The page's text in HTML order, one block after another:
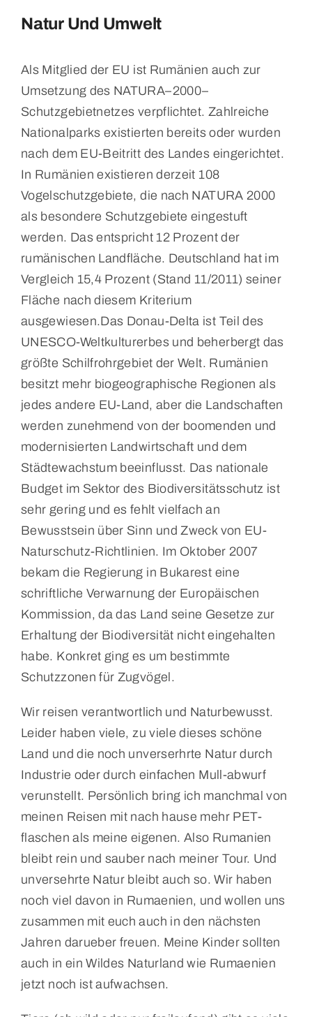
Natur Und Umwelt
Als Mitglied der EU ist Rumänien auch zur
Umsetzung des NATURA–2000–
Schutzgebietnetzes verpflichtet. Zahlreiche
Nationalparks existierten bereits oder wurden
nach dem EU-Beitritt des Landes eingerichtet.
In Rumänien existieren derzeit 108
Vogelschutzgebiete, die nach NATURA 2000
als besondere Schutzgebiete eingestuft
werden. Das entspricht 12 Prozent der
rumänischen Landfläche. Deutschland hat im
Vergleich 15,4 Prozent (Stand 11/2011) seiner
Fläche nach diesem Kriterium
ausgewiesen.Das Donau-Delta ist Teil des
UNESCO-Weltkulturerbes und beherbergt das
größte Schilfrohrgebiet der Welt. Rumänien
besitzt mehr biogeographische Regionen als
jedes andere EU-Land, aber die Landschaften
werden zunehmend von der boomenden und
modernisierten Landwirtschaft und dem
Städtewachstum beeinflusst. Das nationale
Budget im Sektor des Biodiversitätsschutz ist
sehr gering und es fehlt vielfach an
Bewusstsein über Sinn und Zweck von EU-
Naturschutz-Richtlinien. Im Oktober 2007
bekam die Regierung in Bukarest eine
schriftliche Verwarnung der Europäischen
Kommission, da das Land seine Gesetze zur
Erhaltung der Biodiversität nicht eingehalten
habe. Konkret ging es um bestimmte
Schutzzonen für Zugvögel.
Wir reisen verantwortlich und Naturbewusst.
Leider haben viele, zu viele dieses schöne
Land und die noch unverserhrte Natur durch
Industrie oder durch einfachen Mull-abwurf
verunstellt. Persönlich bring ich manchmal von
meinen Reisen mit nach hause mehr PET-
flaschen als meine eigenen. Also Rumanien
bleibt rein und sauber nach meiner Tour. Und
unversehrte Natur bleibt auch so. Wir haben
noch viel davon in Rumaenien, und wollen uns
zusammen mit euch auch in den nächsten
Jahren darueber freuen. Meine Kinder sollten
auch in ein Wildes Naturland wie Rumaenien
jetzt noch ist aufwachsen.